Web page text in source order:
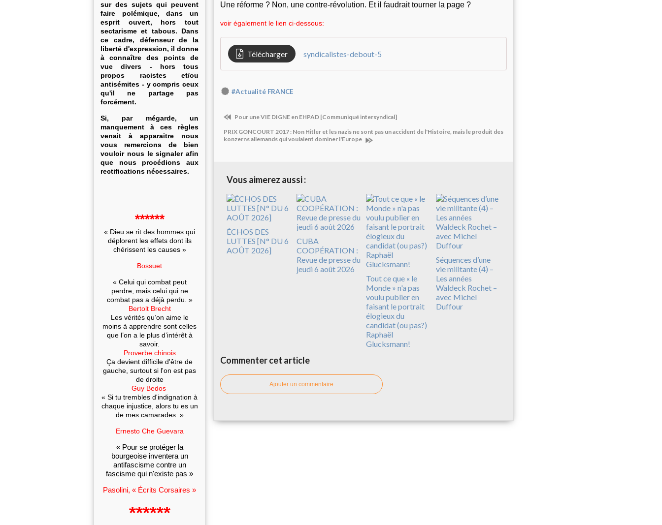
sur des sujets qui peuvent
faire polémique, dans un
esprit ouvert, hors tout
sectarisme et tabous. Dans
ce cadre, défenseur de la
liberté d'expression, il donne
à connaître des points de
vue divers - hors tous
propos racistes et/ou
antisémites - y compris ceux
qu'il ne partage pas
forcément.
Si, par mégarde, un
manquement à ces règles
venait à apparaitre nous
vous remercions de bien
vouloir nous le signaler afin
que nous procédions aux
rectifications nécessaires.
******
« Dieu se rit des hommes qui
déplorent les effets dont ils
chérissent les causes »
Bossuet
« Celui qui combat peut
perdre, mais celui qui ne
combat pas a déjà perdu. »
Bertolt Brecht
Les vérités qu’on aime le
moins à apprendre sont celles
que l’on a le plus d’intérêt à
savoir.
Proverbe chinois
Ça devient difficile d'être de
gauche, surtout si l'on est pas
de droite
Guy Bedos
« Si tu trembles d'indignation à
chaque injustice, alors tu es un
de mes camarades. »
Ernesto Che Guevara
« Pour se protéger la
bourgeoise inventera un
antifascisme contre un
fascisme qui n'existe pas »
Pasolini, « Écrits Corsaires »
******
Une réforme ? Non, une contre-révolution. Et il faudrait tourner la page ?
voir également le lien ci-dessous:
Télécharger syndicalistes-debout-5
#Actualité FRANCE
Pour une VIE DIGNE en EHPAD [Communiqué intersyndical]
PRIX GONCOURT 2017 : Non Hitler et les nazis ne sont pas un accident de l'Histoire, mais le produit des
konzerns allemands qui voulaient dominer l'Europe
Vous aimerez aussi :
ÉCHOS DES
LUTTES [N° DU 6
AOÛT 2026]
CUBA
COOPÉRATION :
Revue de presse du
jeudi 6 août 2026
Tout ce que « le
Monde » n'a pas
voulu publier en
faisant le portrait
élogieux du
candidat (ou pas?)
Raphaël
Glucksmann!
Séquences d’une
vie militante (4) –
Les années
Waldeck Rochet –
avec Michel
Duffour
Commenter cet article
Ajouter un commentaire